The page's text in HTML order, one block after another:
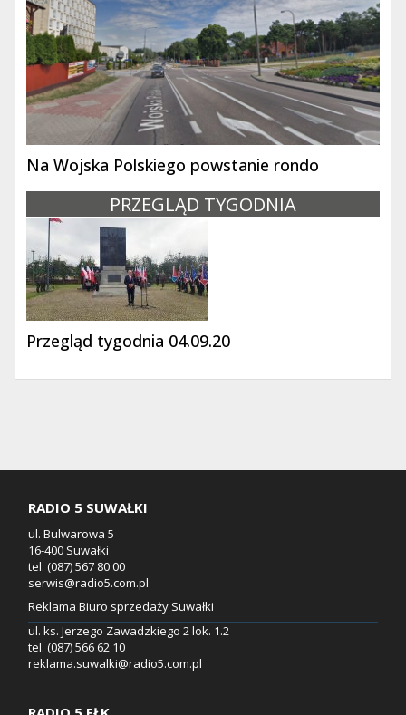
Na Wojska Polskiego powstanie rondo
PRZEGLĄD TYGODNIA
Przegląd tygodnia 04.09.20
RADIO 5 SUWAŁKI
ul. Bulwarowa 5
16-400 Suwałki
tel. (087) 567 80 00
serwis@radio5.com.pl
Reklama Biuro sprzedaży Suwałki
ul. ks. Jerzego Zawadzkiego 2 lok. 1.2
tel. (087) 566 62 10
reklama.suwalki@radio5.com.pl